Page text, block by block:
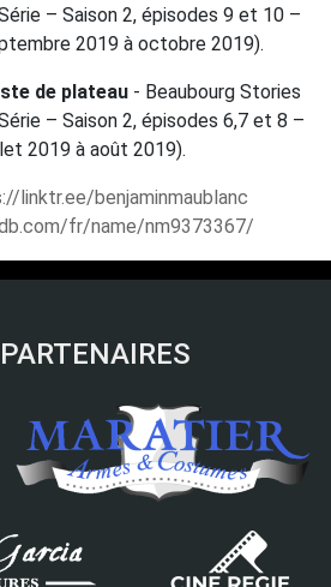
– Saison 2, épisodes 9 et 10 –
2019 à octobre 2019).
de plateau - Beaubourg Stories
– Saison 2, épisodes 6,7 et 8 –
2019 à août 2019).
linktr.ee/benjaminmaublanc
fr/name/nm9373367/